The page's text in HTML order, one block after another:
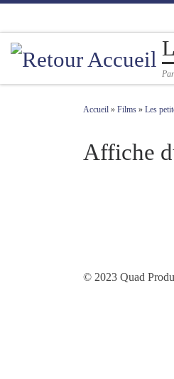
Accueil » Films » Les
Affiche
© 2023 Quad